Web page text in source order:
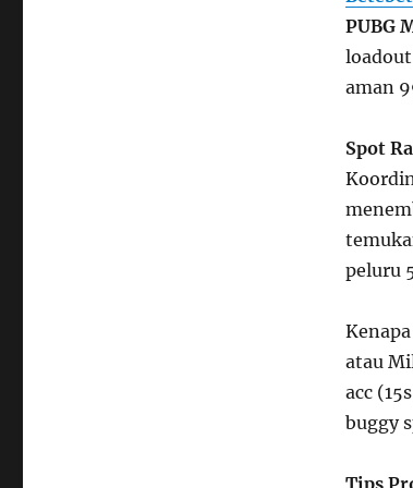
PUBG
aman
Spot
peluru
atau
acc
buggy